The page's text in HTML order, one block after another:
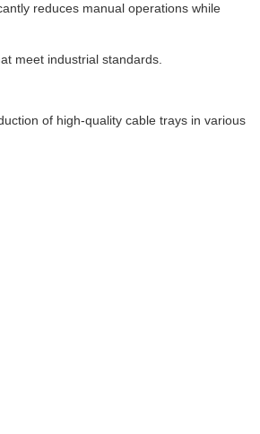
reduces manual operations while
meet industrial standards.
of high-quality cable trays in various